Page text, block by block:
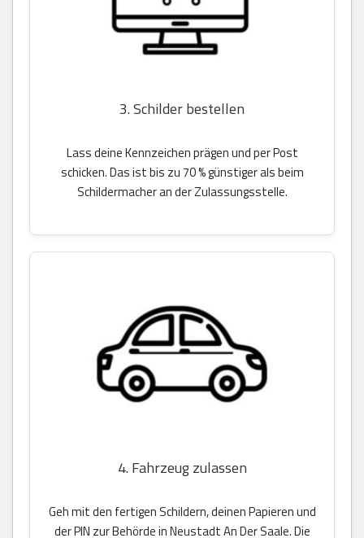
3. Schilder bestellen
Lass deine Kennzeichen prägen und per Post
schicken. Das ist bis zu 70 % günstiger als beim
Schildermacher an der Zulassungsstelle.
4. Fahrzeug zulassen
Geh mit den fertigen Schildern, deinen Papieren und
der PIN zur Behörde in Neustadt An Der Saale. Die